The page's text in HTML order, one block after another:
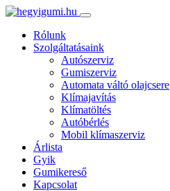
Rólunk
Szolgáltatásaink
Autószerviz
Gumiszerviz
Automata váltó olajcsere
Klímajavítás
Klímatöltés
Autóbérlés
Mobil klímaszerviz
Árlista
Gyik
Gumikereső
Kapcsolat